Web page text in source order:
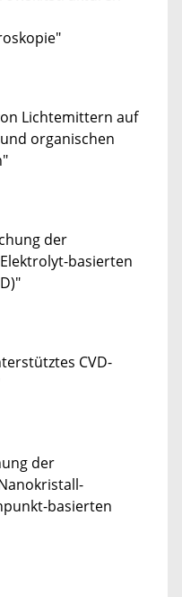
Lichtemittern auf
organischen
der
basierten
CVD-
der
basierten